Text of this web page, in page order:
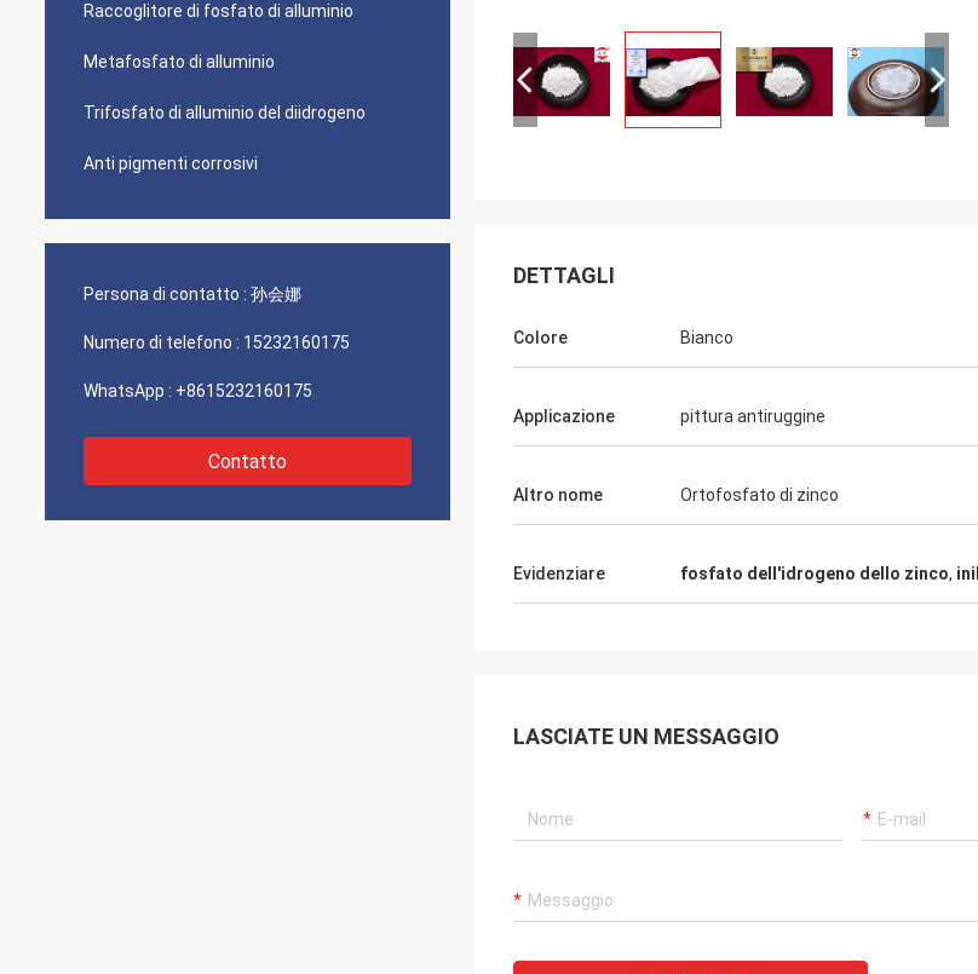
Raccoglitore di fosfato di alluminio
Metafosfato di alluminio
Trifosfato di alluminio del diidrogeno
Anti pigmenti corrosivi
Persona di contatto : 孙会娜
Numero di telefono : 15232160175
WhatsApp : +8615232160175
Contatto
DETTAGLI
Colore Bianco
Applicazione pittura antiruggine
Altro nome Ortofosfato di zinco
Evidenziare fosfato dell'idrogeno dello zinco,
LASCIATE UN MESSAGGIO